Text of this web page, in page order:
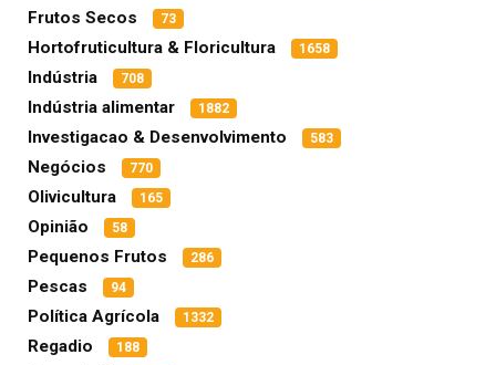
Frutos Secos 73
Hortofruticultura & Floricultura 1658
Indústria 708
Indústria alimentar 1882
Investigacao & Desenvolvimento 583
Negócios 770
Olivicultura 165
Opinião 58
Pequenos Frutos 286
Pescas 94
Política Agrícola 1332
Regadio 188